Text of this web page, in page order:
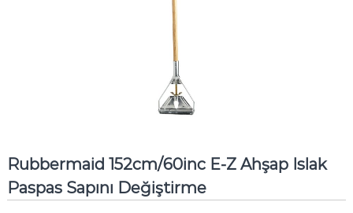
Rubbermaid 152cm/60inc E-Z Ahşap Islak
Paspas Sapını Değiştirme